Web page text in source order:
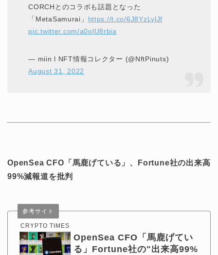
CORCHとのコラボも話題となった
「MetaSamurai」 https://t.co/6J8YzLylJf
pic.twitter.com/a0olU8rbia
— miin l NFT情報コレクター (@NftPinuts)
August 31, 2022
OpenSea CFO「馬鹿げている」、Fortune社の出来高
99%減報道を批判
CRYPTO TIMES
参考サイト
OpenSea CFO「馬鹿げてい
る」Fortune社の"出来高99%